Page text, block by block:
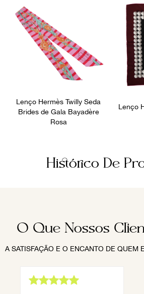
Lenço Hermès Twilly Seda
Brides de Gala Bayadère
Rosa
Lenço
Histórico De
O Que Nossos
A SATISFAÇÃO E O ENCANTO DE QUEM